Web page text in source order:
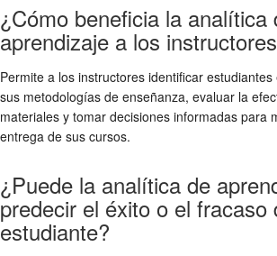
¿Cómo beneficia la analítica
aprendizaje a los
Permite a los instructores identificar
sus metodologías de enseñanza, evaluar la
materiales y tomar decisiones informadas para
entrega de sus cursos.
¿Puede la analítica de
predecir el éxito o el fracaso
estudiante?